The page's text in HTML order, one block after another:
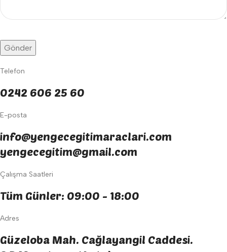
Telefon
0242 606 25 60
E-posta
info@yengecegitimaraclari.com
yengecegitim@gmail.com
Çalışma Saatleri
Tüm Günler: 09:00 - 18:00
Adres
Güzeloba Mah. Cağlayangil Caddesi.